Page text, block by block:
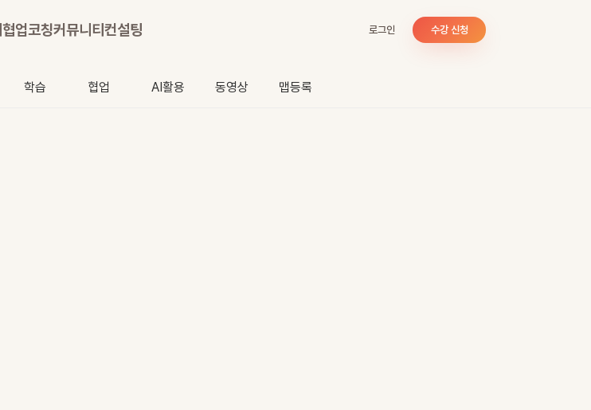
업코칭커뮤니티컨설팅 로그인 수강 신청
학습 협업 AI활용 동영상 맵등록